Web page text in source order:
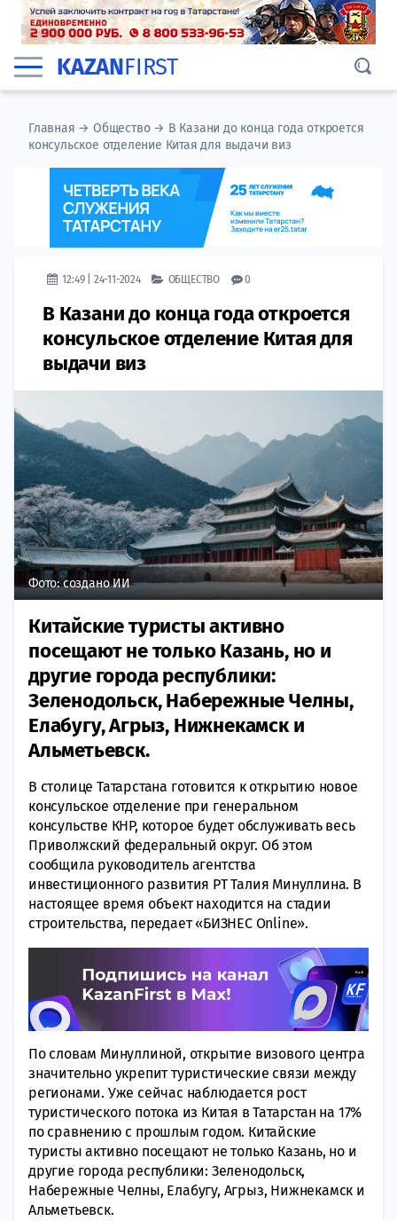
KAZANFIRST
Главная →Общество→ В Казани до конца года откроется
консульское отделение Китая для выдачи виз
12:49 | 24-11-2024 ОБЩЕСТВО 0
В Казани до конца года откроется
консульское отделение Китая для
выдачи виз
Фото: создано ИИ
Китайские туристы активно
посещают не только Казань, но и
другие города республики:
Зеленодольск, Набережные Челны,
Елабугу, Агрыз, Нижнекамск и
Альметьевск.
В столице Татарстана готовится к открытию новое
консульское отделение при генеральном
консульстве КНР, которое будет обслуживать весь
Приволжский федеральный округ. Об этом
сообщила руководитель агентства
инвестиционного развития РТ Талия Минуллина. В
настоящее время объект находится на стадии
строительства, передает «БИЗНЕС Online».
По словам Минуллиной, открытие визового центра
значительно укрепит туристические связи между
регионами. Уже сейчас наблюдается рост
туристического потока из Китая в Татарстан на 17%
по сравнению с прошлым годом. Китайские
туристы активно посещают не только Казань, но и
другие города республики: Зеленодольск,
Набережные Челны, Елабугу, Агрыз, Нижнекамск и
Альметьевск.